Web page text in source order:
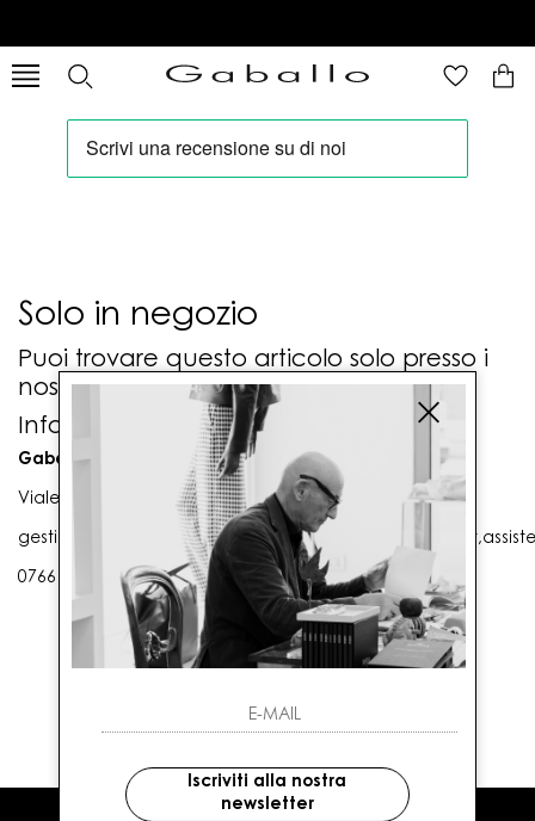
Solo in negozio
Puoi trovare questo articolo solo presso i
nostri punti vendita:
Info contatti
Gaballo Mario srl
Viale G. Matteotti n. 23 00053 Civitavecchia (RM)
0766 25656
Iscriviti alla nostra
newsletter